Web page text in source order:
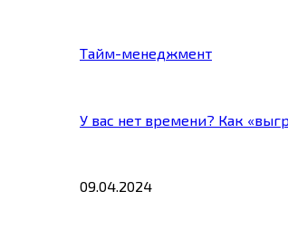
Тайм-менеджмент
У вас нет времени? Как
09.04.2024